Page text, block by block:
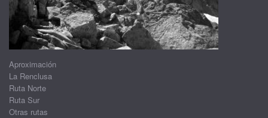
Aproximación
La Renclusa
Ruta Norte
Ruta Sur
Otras rutas